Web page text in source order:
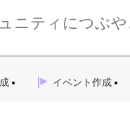
ニティにつぶ
イベント作成